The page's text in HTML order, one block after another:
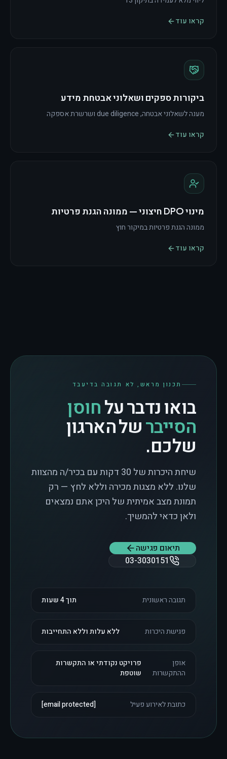
קראו עוד
ביקורות ספקים ושאלוני אבטחת מידע
מענה לשאלוני אבטחה, due diligence ושרשרת אספקה
קראו עוד
מינוי DPO חיצוני — ממונה הגנת פרטיות
ממונה הגנת פרטיות במיקור חוץ
קראו עוד
תכנון מראש, לא תגובה בדיעבד
בואו נדבר על חוסן
הסייבר של הארגון
שלכם.
שיחת היכרות של 30 דקות עם בכיר/ה מהצוות
שלנו. ללא מצגות מכירה וללא לחץ — רק
תמונת מצב אמיתית של היכן אתם נמצאים
ולאן כדאי להמשיך.
תיאום פגישה
03-3030151
תגובה ראשונית תוך 4 שעות
פגישת היכרות ללא עלות וללא התחייבות
אופן
ההתקשרות
פרויקט נקודתי או התקשרות
שוטפת
כתובת לאירוע פעיל [email protected]